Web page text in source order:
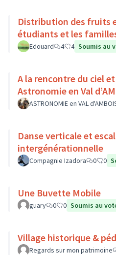
Distribution des fruits
étudiants et les
Edouard 4 4 Soumis au
A la rencontre du ciel
Astronomie en Val
ASTRONOMIE en VAL
Danse verticale et
intergénérationnelle
Compagnie Izadora 0 0
Une Buvette Mobile
guary 0 0 Soumis au
Village historique &
Regards sur mon patrimoine